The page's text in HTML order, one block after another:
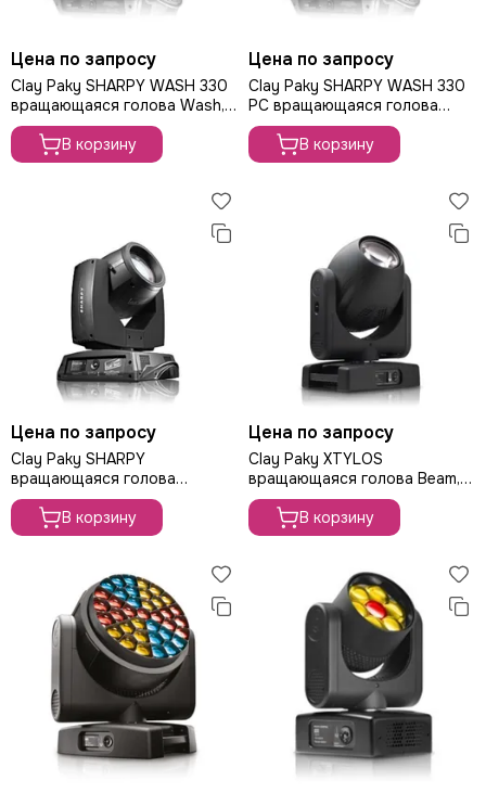
Цена по запросу
Clay Paky SHARPY WASH 330
вращающаяся голова Wash,
лампа 330Вт
В корзину
Цена по запросу
Clay Paky SHARPY WASH 330
PC вращающаяся голова
Wash, лампа 330Вт
В корзину
Цена по запросу
Clay Paky SHARPY
вращающаяся голова
Spot/Beam, лампа 330Вт
В корзину
Цена по запросу
Clay Paky XTYLOS
вращающаяся голова Beam,
лазер
В корзину